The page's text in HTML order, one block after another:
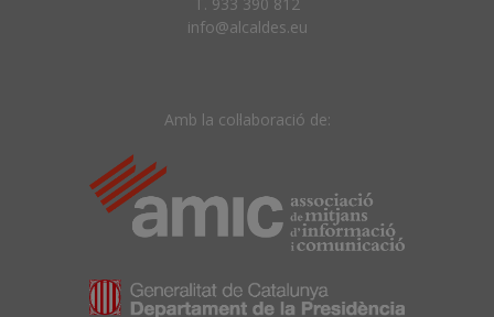
T. 933 390 812
info@alcaldes.eu
Amb la col·laboració de: